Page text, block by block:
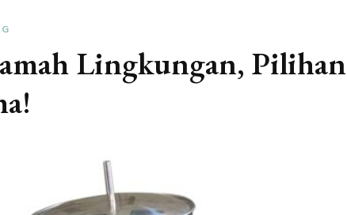
Lingkungan, Pilihan